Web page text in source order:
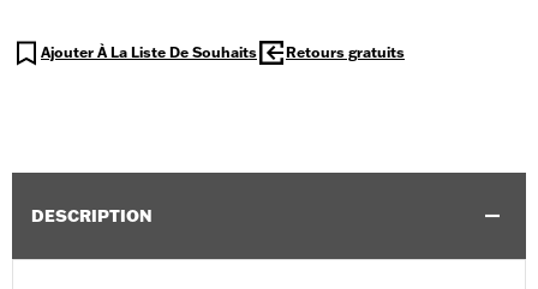
Ajouter À La Liste De Souhaits Retours gratuits
DESCRIPTION